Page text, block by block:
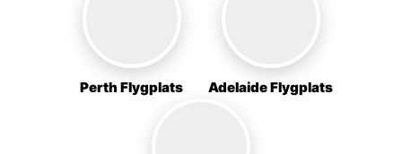
Perth Flygplats Adelaide Flygplats